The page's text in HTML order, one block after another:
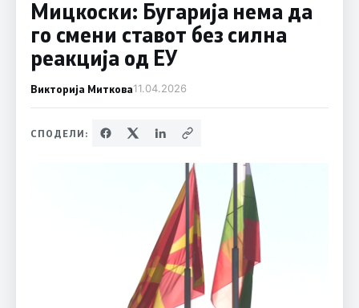
Мицкоски: Бугарија нема да
го смени ставот без силна
реакција од ЕУ
Викторија Миткова11.04.2026
СПОДЕЛИ: